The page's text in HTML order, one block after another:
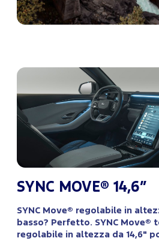
SYNC MOVE® 14,6”
SYNC Move® regolabile in
basso? Perfetto. SYNC Move®
regolabile in altezza da 14,6"